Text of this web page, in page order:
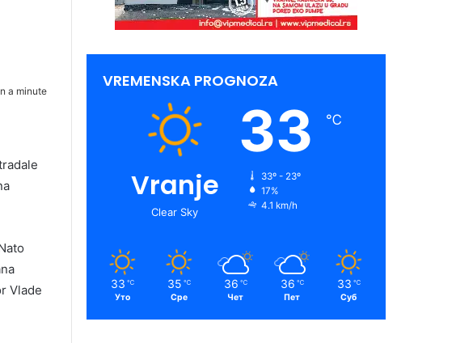
a minute
Vlade
VREMENSKA PROGNOZA
Vranje
Clear Sky
33 ℃
33º - 23º
17%
4.1 km/h
33 ℃
Уто
35 ℃
Сре
36 ℃
Чет
36 ℃
Пет
33 ℃
Суб